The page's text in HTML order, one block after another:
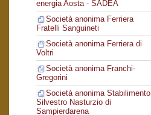
energia Aosta - SADEA
Società anonima Ferriera
Fratelli Sanguineti
Società anonima Ferriera di
Voltri
Società anonima Franchi-
Gregorini
Società anonima Stabilimento
Silvestro Nasturzio di
Sampierdarena